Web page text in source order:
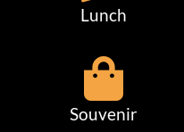
Lunch
Souvenir